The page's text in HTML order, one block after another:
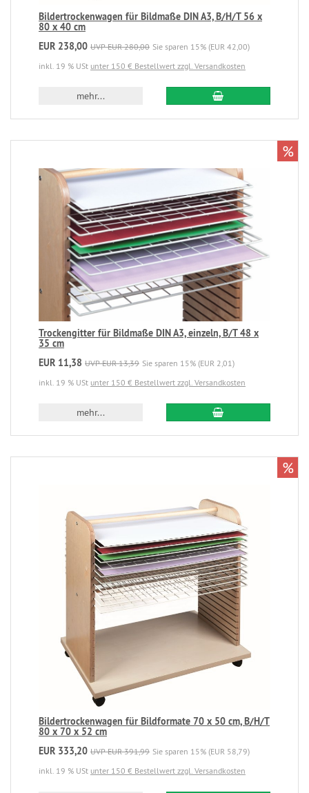
Bildertrockenwagen für Bildmaße DIN A3, B/H/T 56 x
80 x 40 cm
EUR 238,00 UVP EUR 280,00 Sie sparen 15% (EUR 42,00)
inkl. 19 % USt unter 150 € Bestellwert zzgl. Versandkosten
mehr...
Trockengitter für Bildmaße DIN A3, einzeln, B/T 48 x
35 cm
EUR 11,38 UVP EUR 13,39 Sie sparen 15% (EUR 2,01)
inkl. 19 % USt unter 150 € Bestellwert zzgl. Versandkosten
mehr...
%
Bildertrockenwagen für Bildformate 70 x 50 cm, B/H/T
80 x 70 x 52 cm
EUR 333,20 UVP EUR 391,99 Sie sparen 15% (EUR 58,79)
inkl. 19 % USt unter 150 € Bestellwert zzgl. Versandkosten
%